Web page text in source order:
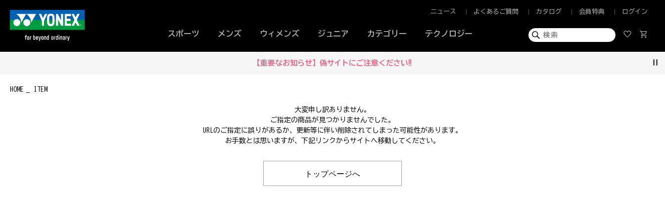
スポーツ メンズ ウィメンズ ジュニア カテゴリー テクノロジー
ニュース よくあるご質問 カタログ 会員特典 ログイン
【重要なお知らせ】偽サイトにご注意ください‼
HOME ITEM
大変申し訳ありません。
ご指定の商品が見つかりませんでした。
URLのご指定に誤りがあるか、更新等に伴い削除されてしまった可能性があります。
お手数とは思いますが、下記リンクからサイトへ移動してください。
トップページへ